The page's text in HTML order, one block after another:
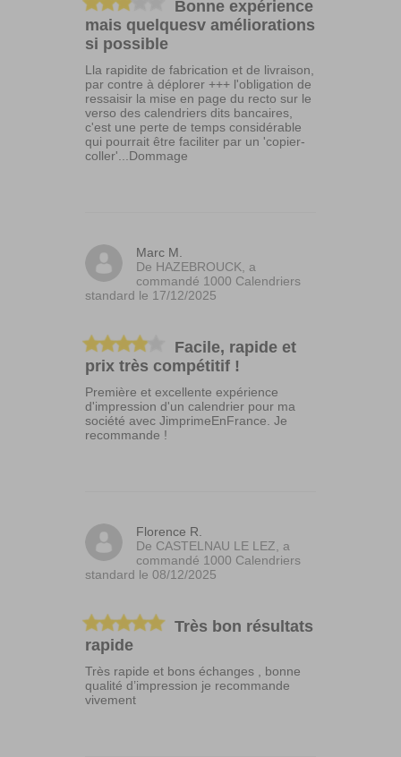
Bonne expérience
mais quelquesv améliorations
si possible
Lla rapidite de fabrication et de livraison,
par contre à déplorer +++ l'obligation de
ressaisir la mise en page du recto sur le
verso des calendriers dits bancaires,
c'est une perte de temps considérable
qui pourrait être faciliter par un 'copier-
coller'...Dommage
Marc M.
De HAZEBROUCK, a
commandé 1000 Calendriers
standard le 17/12/2025
Facile, rapide et
prix très compétitif !
Première et excellente expérience
d'impression d'un calendrier pour ma
société avec JimprimeEnFrance. Je
recommande !
Florence R.
De CASTELNAU LE LEZ, a
commandé 1000 Calendriers
standard le 08/12/2025
Très bon résultats
rapide
Très rapide et bons échanges , bonne
qualité d’impression je recommande
vivement